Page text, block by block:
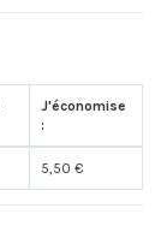
J'économise
:
5,50 €